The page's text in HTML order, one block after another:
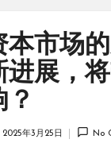
本市场
进展，
2025年3月25日 No